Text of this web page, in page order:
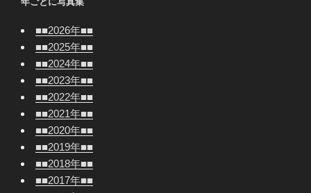
ン
■■2026年■■
■■2025年■■
■■2024年■■
■■2023年■■
■■2022年■■
■■2021年■■
■■2020年■■
■■2019年■■
■■2018年■■
■■2017年■■